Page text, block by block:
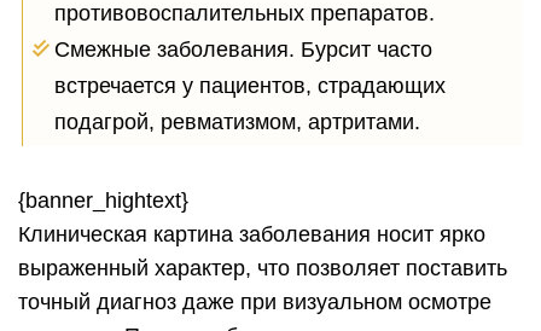
противовоспалительных препаратов.
Смежные заболевания. Бурсит часто
встречается у пациентов, страдающих
подагрой, ревматизмом, артритами.
{banner_hightext}
Клиническая картина заболевания носит ярко
выраженный характер, что позволяет поставить
точный диагноз даже при визуальном осмотре